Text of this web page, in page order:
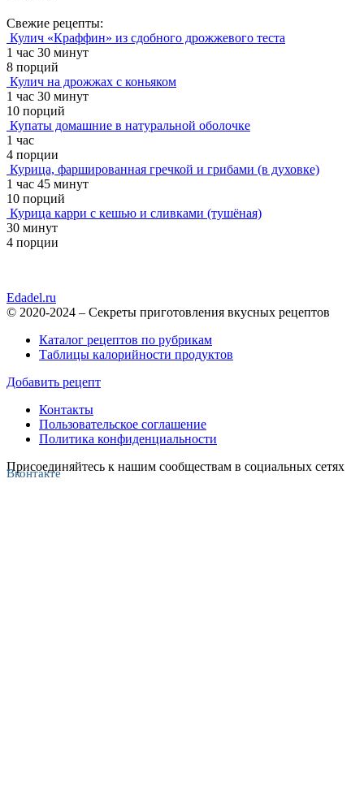
Свежие рецепты:
Кулич «Краффин» из сдобного дрожжевого теста
1 час 30 минут
8 порций
Кулич на дрожжах с коньяком
1 час 30 минут
10 порций
Купаты домашние в натуральной оболочке
1 час
4 порции
Курица, фаршированная гречкой и грибами (в духовке)
1 час 45 минут
10 порций
Курица карри с кешью и сливками (тушёная)
30 минут
4 порции
Edadel.ru
© 2020-2024 – Секреты приготовления вкусных рецептов
Каталог рецептов по рубрикам
Таблицы калорийности продуктов
Добавить рецепт
Контакты
Пользовательское соглашение
Политика конфиденциальности
Присоединяйтесь к нашим сообществам в социальных сетях
Вконтакте